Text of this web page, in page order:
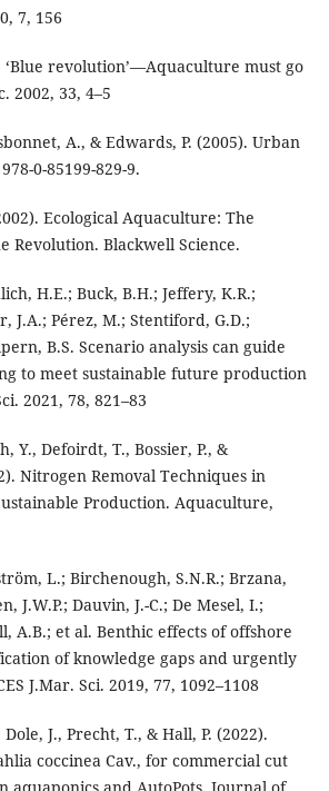
7, 156
‘Blue revolution’—Aquaculture must go
2002, 33, 4–5
A., & Edwards, P. (2005). Urban
0-85199-829-9.
Ecological Aquaculture: The
Revolution. Blackwell Science.
H.E.; Buck, B.H.; Jeffery, K.R.;
J.A.; Pérez, M.; Stentiford, G.D.;
B.S. Scenario analysis can guide
to meet sustainable future production
2021, 78, 821–83
Y., Defoirdt, T., Bossier, P., &
Nitrogen Removal Techniques in
Production. Aquaculture,
L.; Birchenough, S.N.R.; Brzana,
J.W.P.; Dauvin, J.-C.; De Mesel, I.;
A.B.; et al. Benthic effects of offshore
of knowledge gaps and urgently
J.Mar. Sci. 2019, 77, 1092–1108
J., Precht, T., & Hall, P. (2022).
coccinea Cav., for commercial cut